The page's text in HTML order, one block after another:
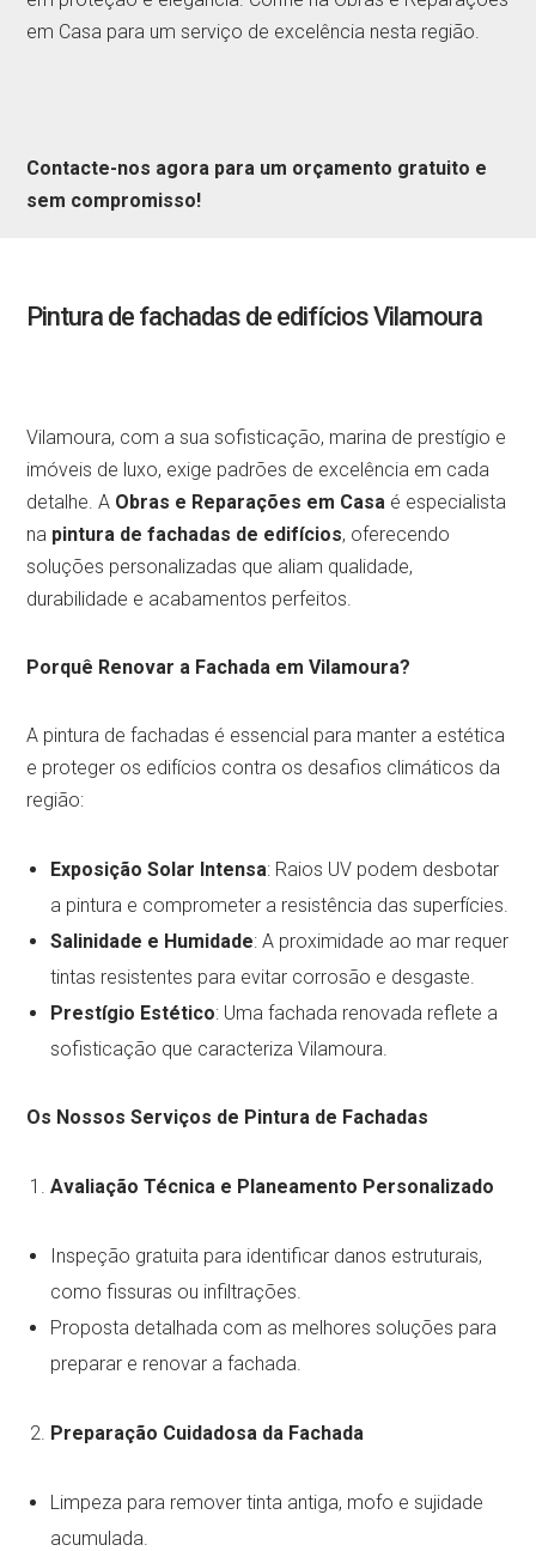
em Casa para um serviço de excelência nesta região.
Contacte-nos agora para um orçamento gratuito e
sem compromisso!
Pintura de fachadas de edifícios Vilamoura
Vilamoura, com a sua sofisticação, marina de prestígio e
imóveis de luxo, exige padrões de excelência em cada
detalhe. A Obras e Reparações em Casa é especialista
na pintura de fachadas de edifícios, oferecendo
soluções personalizadas que aliam qualidade,
durabilidade e acabamentos perfeitos.
Porquê Renovar a Fachada em Vilamoura?
A pintura de fachadas é essencial para manter a estética
e proteger os edifícios contra os desafios climáticos da
região:
Exposição Solar Intensa: Raios UV podem desbotar
a pintura e comprometer a resistência das superfícies.
Salinidade e Humidade: A proximidade ao mar requer
tintas resistentes para evitar corrosão e desgaste.
Prestígio Estético: Uma fachada renovada reflete a
sofisticação que caracteriza Vilamoura.
Os Nossos Serviços de Pintura de Fachadas
Avaliação Técnica e Planeamento Personalizado
Inspeção gratuita para identificar danos estruturais,
como fissuras ou infiltrações.
Proposta detalhada com as melhores soluções para
preparar e renovar a fachada.
Preparação Cuidadosa da Fachada
Limpeza para remover tinta antiga, mofo e sujidade
acumulada.